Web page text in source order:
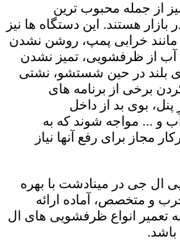
از جمله محبوب ترین
هستند. این دستگاه ها نیز
خرابی پمپ، روشن نشدن
از ظرفشویی، تمیز نشدن
بلند در حین شستشو، نشتی
برخی از برنامه های
بوی بد از داخل
و ... مواجه شوند که به
مجاز برای رفع آنها نیاز
ال جی در مینادشت با بهره
و متخصص، آماده ارائه
تعمیر انواع ظرفشویی های ال